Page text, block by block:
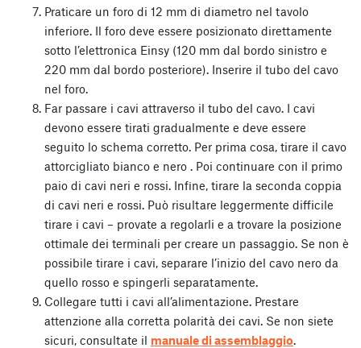
Praticare un foro di 12 mm di diametro nel tavolo
inferiore. Il foro deve essere posizionato direttamente
sotto l’elettronica Einsy (120 mm dal bordo sinistro e
220 mm dal bordo posteriore). Inserire il tubo del cavo
nel foro.
Far passare i cavi attraverso il tubo del cavo. I cavi
devono essere tirati gradualmente e deve essere
seguito lo schema corretto. Per prima cosa, tirare il cavo
attorcigliato bianco e nero . Poi continuare con il primo
paio di cavi neri e rossi. Infine, tirare la seconda coppia
di cavi neri e rossi. Può risultare leggermente difficile
tirare i cavi – provate a regolarli e a trovare la posizione
ottimale dei terminali per creare un passaggio. Se non è
possibile tirare i cavi, separare l’inizio del cavo nero da
quello rosso e spingerli separatamente.
Collegare tutti i cavi all’alimentazione. Prestare
attenzione alla corretta polarità dei cavi. Se non siete
sicuri, consultate il manuale di assemblaggio.